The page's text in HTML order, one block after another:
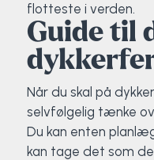
flotteste i verden.
Guide til
Når du skal på
selvfølgelig tænke
Du kan enten
kan tage det som